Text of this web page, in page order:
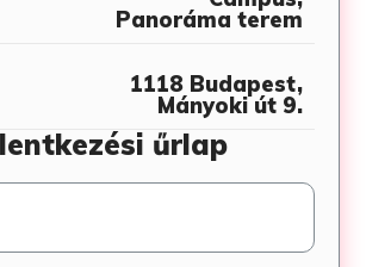
Panoráma terem
1118 Budapest,
Mányoki út 9.
űrlap